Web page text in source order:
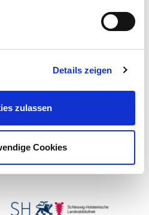
Details zeigen
zulassen
Cookies